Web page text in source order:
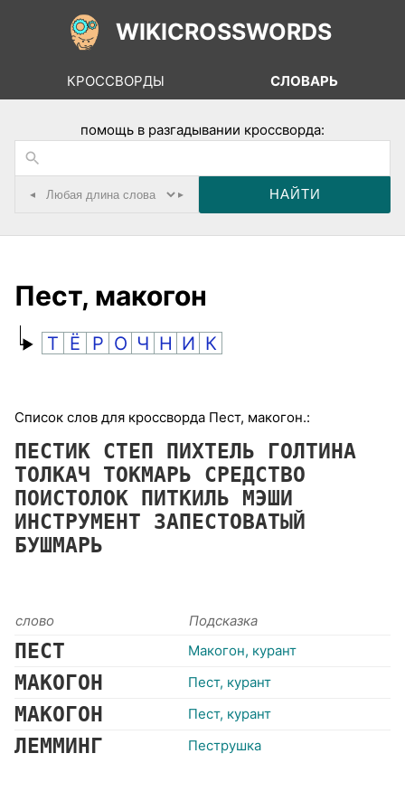
WIKICROSSWORDS
КРОССВОРДЫ СЛОВАРЬ
помощь в разгадывании кроссворда:
◂ ▸
Пест, макогон
Т Ё Р О Ч Н И К
Список слов для кроссворда Пест, макогон.:
ПЕСТИК СТЕП ПИХТЕЛЬ ГОЛТИНА
ТОЛКАЧ ТОКМАРЬ СРЕДСТВО
ПОИСТОЛОК ПИТКИЛЬ МЭШИ
ИНСТРУМЕНТ ЗАПЕСТОВАТЫЙ
БУШМАРЬ
слово Подсказка
ПЕСТ Макогон, курант
МАКОГОН Пест, курант
МАКОГОН Пест, курант
ЛЕММИНГ Пеструшка